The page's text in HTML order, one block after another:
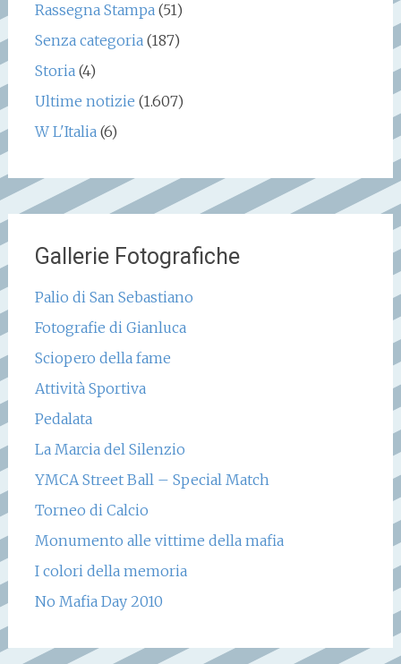
Rassegna Stampa(51)
Senza categoria(187)
Storia(4)
Ultime notizie (1.607)
W L'Italia(6)
Gallerie Fotografiche
Palio di San Sebastiano
Fotografie di Gianluca
Sciopero della fame
Attività Sportiva
Pedalata
La Marcia del Silenzio
YMCA Street Ball – Special Match
Torneo di Calcio
Monumento alle vittime della mafia
I colori della memoria
No Mafia Day 2010